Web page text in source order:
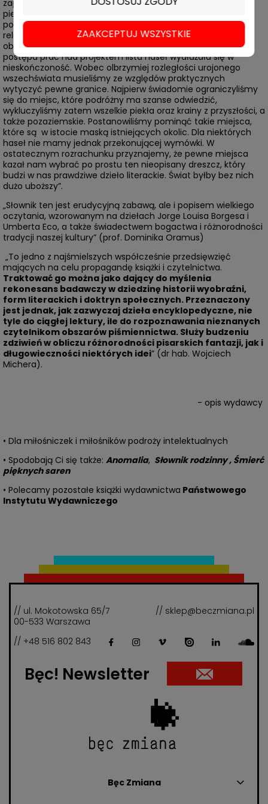
zapiski kronikarza, przytaczając jedynie informacje z
pierwotnego źródła bez własnych inwencji. [...] oparliśmy
pomysł książki na dziewiętnastowiecznych bedekerach –
reliktach z czasów, gdy podróże w świecie rzeczywistym
obfitowały jeszcze w podniety i przygody. W miarę jednak
postępu prac nad projektem lista haseł wydłużała się w
nieskończoność. Wobec olbrzymiej rozległości urojonego
wszechświata musieliśmy ze względów praktycznych
wytyczyć pewne granice. Najpierw świadomie ograniczyliśmy
się do miejsc, które podróżny ma szanse odwiedzić,
wykluczyliśmy zatem wszelkie piekła oraz krainy z przyszłości, a
także pozaziemskie. Postanowiliśmy pominąć takie miejsca,
które są w istocie maską istniejących okolic. Dla niektórych
haseł nie mamy jednak przekonującej wymówki. W
ostatecznym rozrachunku przyznajemy, że pewne miejsca
kazał nam wybrać po prostu ten nieopisany dreszcz, który
budzi w nas prawdziwe dzieło literackie. Świat byłby bez nich
dużo uboższy”.
„Słownik ten jest erudycyjną zabawą, ale i popisem wielkiego
oczytania, wzorowanym na dziełach Jorge Louisa Borgesa i
Umberta Eco, a także świadectwem bogactwa i różnorodności
tradycji naszej kultury” (prof. Dominika Oramus)
„To jedno z najśmielszych współcześnie przedsięwzięć
mających na celu propagandę książki i czytelnictwa.
Traktować go można jako dający do myślenia
rekonesans badawczy w dziedzinę historii wyobraźni,
form literackich i doktryn społecznych. Przeznaczony
jest jednak, jak zazwyczaj dzieła encyklopedyczne, nie
tyle do ciągłej lektury, ile do rozpoznawania nieznanych
czytelnikom obszarów piśmiennictwa. Służy budzeniu
zdziwień w obliczu różnorodności pisarskich fantazji, jak i
długowieczności niektórych idei” (dr hab. Wojciech
Michera).
- opis wydawcy
• Dla miłośniczek i miłośników podroży intelektualnych
• Spodobają Ci się także: Anomalia, Słownik rodzinny, Śmierć
pięknych saren
• Polecamy pozostałe książki wydawnictwa Państwowego
Instytutu Wydawniczego
// ul. Mokotowska 65/7
00-533 Warszawa
// sklep@beczmiana.pl
// +48 516 802 843
Bęc! Newsletter
Bęc Zmiana
ZAAKCEPTUJ WSZYSTKIE